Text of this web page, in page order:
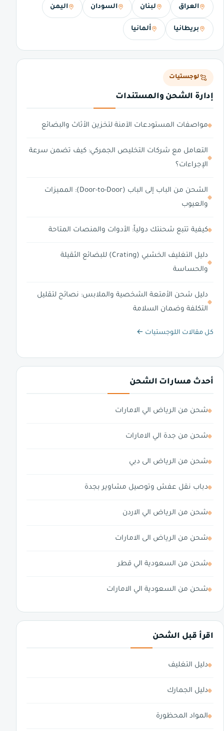
العراق لبنان السودان اليمن
بريطانيا ألمانيا
لوجستيات
إدارة الشحن والمستندات
مواصفات المستودعات الآمنة لتخزين الأثاث والبضائع
التعامل مع شركات التخليص الجمركي: كيف تضمن سرعة
الإجراءات؟
الشحن من الباب إلى الباب (Door-to-Door): المميزات
والعيوب
كيفية تتبع شحنتك دولياً: الأدوات والمنصات المتاحة
دليل التغليف الخشبي (Crating) للبضائع الثقيلة
والحساسة
دليل شحن الأمتعة الشخصية والملابس: نصائح لتقليل
التكلفة وضمان السلامة
كل مقالات اللوجستيات ←
أحدث مسارات الشحن
شحن من الرياض الي الامارات
شحن من جدة الي الامارات
شحن من الرياض الى دبي
دباب نقل عفش وتوصيل مشاوير بجدة
شحن من الرياض الي الاردن
شحن من الرياض الى الامارات
شحن من السعودية الي قطر
شحن من السعودية الي الامارات
اقرأ قبل الشحن
دليل التغليف
دليل الجمارك
المواد المحظورة